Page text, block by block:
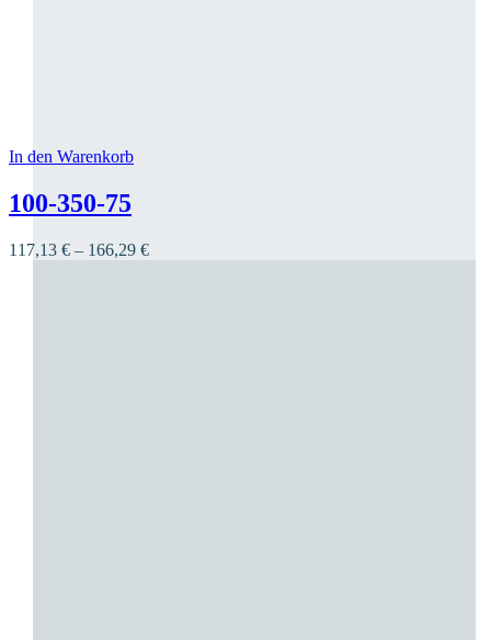
In den Warenkorb
100-350-75
117,13 € – 166,29 €